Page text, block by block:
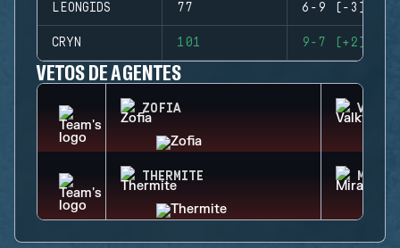
LEONGIDS 77 6-9 (-3)
CRYN 101 9-7 (+2)
VETOS DE AGENTES
ZOFIA
THERMITE MIRA